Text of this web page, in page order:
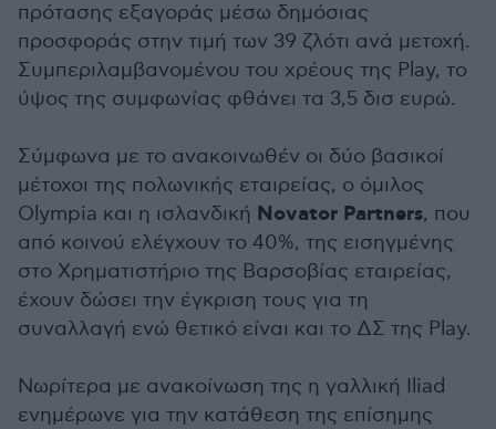
πρότασης εξαγοράς μέσω δημόσιας
προσφοράς στην τιμή των 39 ζλότι ανά μετοχή.
Συμπεριλαμβανομένου του χρέους της Play, το
ύψος της συμφωνίας φθάνει τα 3,5 δισ ευρώ.
Σύμφωνα με το ανακοινωθέν οι δύο βασικοί
μέτοχοι της πολωνικής εταιρείας, ο όμιλος
Olympia και η ισλανδική Novator Partners, που
από κοινού ελέγχουν το 40%, της εισηγμένης
στο Χρηματιστήριο της Βαρσοβίας εταιρείας,
έχουν δώσει την έγκριση τους για τη
συναλλαγή ενώ θετικό είναι και το ΔΣ της Play.
Νωρίτερα με ανακοίνωση της η γαλλική Iliad
ενημέρωνε για την κατάθεση της επίσημης